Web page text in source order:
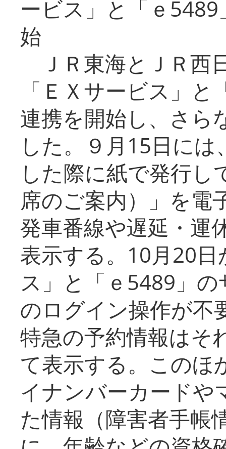
ービス」と「ｅ
始
ＪＲ東海とＪＲ西
「ＥＸサービス」
連携を開始し、さら
した。９月15日に
した際に紙で発行し
席のご案内）」を電
発車番線や遅延・運
表示する。10月20
ス」と「ｅ5489」
のログイン操作が不
特急の予約情報はそ
て表示する。このほ
イナンバーカードや
た情報（障害者手帳